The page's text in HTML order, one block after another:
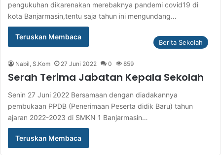
pengukuhan dikarenakan merebaknya pandemi covid19 di
kota Banjarmasin,tentu saja tahun ini mengundang…
Teruskan Membaca
Berita Sekolah
Nabil, S.Kom 27 Juni 2022 0 859
Serah Terima Jabatan Kepala Sekolah
Senin 27 Juni 2022 Bersamaan dengan diadakannya
pembukaan PPDB (Penerimaan Peserta didik Baru) tahun
ajaran 2022-2023 di SMKN 1 Banjarmasin…
Teruskan Membaca